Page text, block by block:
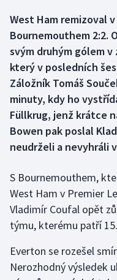
Box
Curling
Dostihy
Florbal
Futsal
Gymnastika
Házená
Jezdectví
West Ham remizoval
Bournemouthem 2:2.
svým druhým gólem v
který v posledních
Záložník Tomáš
minuty, kdy ho
Füllkrug, jenž krátce
Bowen pak poslal
neudrželi a nevyhráli
S Bournemouthem,
West Ham v Premier
Vladimír Coufal opět
týmu, kterému patří
Everton se rozešel
Nerozhodný výsledek